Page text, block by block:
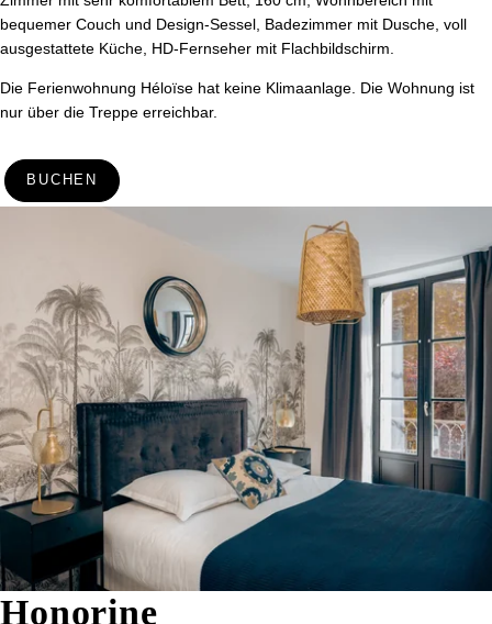
bequemer Couch und Design-Sessel, Badezimmer mit Dusche, voll
ausgestattete Küche, HD-Fernseher mit Flachbildschirm.
Die Ferienwohnung Héloïse hat keine Klimaanlage. Die Wohnung ist
nur über die Treppe erreichbar.
BUCHEN
Honorine